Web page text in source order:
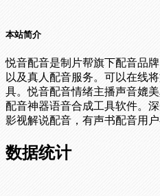
本站简介
悦音配音是制片帮旗下配音品
以及真人配音服务。可以在线
具。悦音配音情绪主播声音媲
配音神器语音合成工具软件。
影视解说配音，有声书配音用户
数据统计